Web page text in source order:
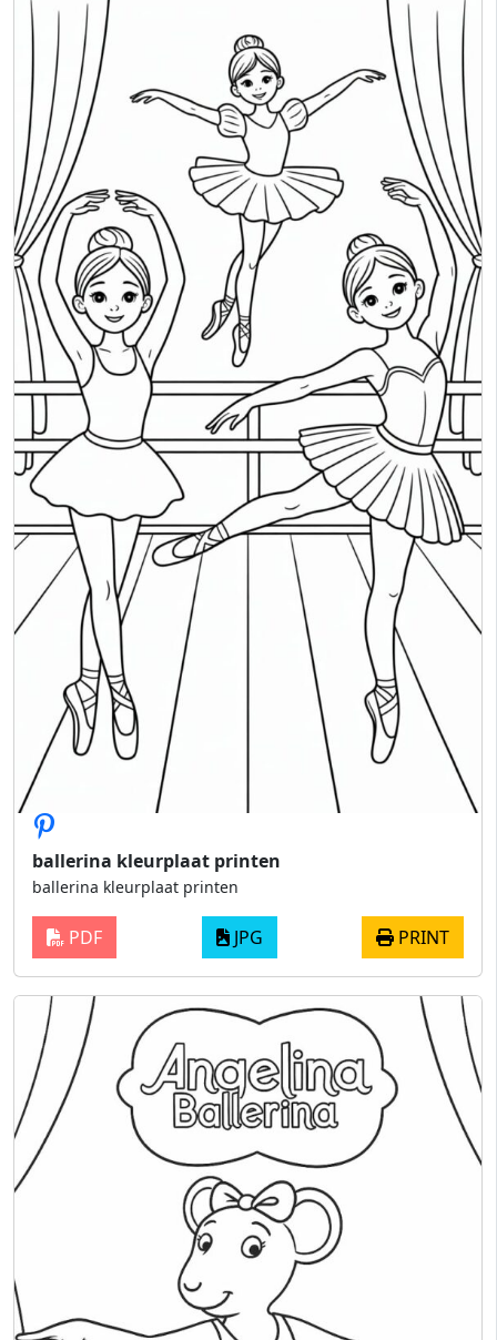
ballerina kleurplaat printen
ballerina kleurplaat printen
PDF JPG PRINT